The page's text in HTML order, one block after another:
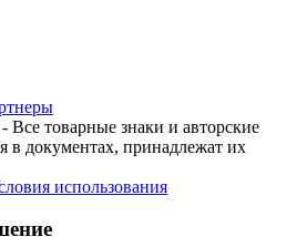
Все товарные знаки и авторские
в документах, принадлежат их
использования